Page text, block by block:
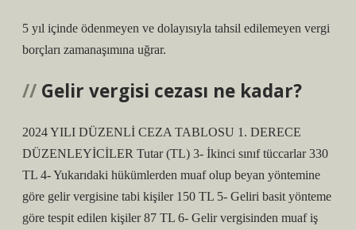
5 yıl içinde ödenmeyen ve dolayısıyla tahsil edilemeyen vergi
borçları zamanaşımına uğrar.
Gelir vergisi cezası ne kadar?
2024 YILI DÜZENLİ CEZA TABLOSU 1. DERECE
DÜZENLEYİCİLER Tutar (TL) 3- İkinci sınıf tüccarlar 330
TL 4- Yukarıdaki hükümlerden muaf olup beyan yöntemine
göre gelir vergisine tabi kişiler 150 TL 5- Geliri basit yönteme
göre tespit edilen kişiler 87 TL 6- Gelir vergisinden muaf iş